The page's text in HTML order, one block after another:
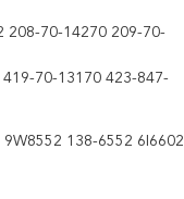
208-70-14270 209-70-
70-13170 423-847-
138-6552 6I6602